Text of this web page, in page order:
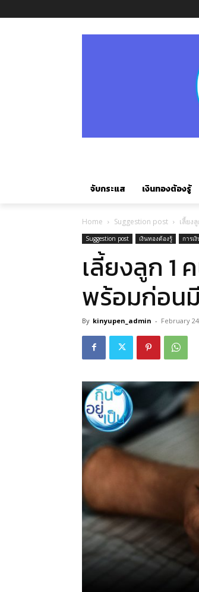
จับกระแส เงินทองต้องรู้
Home Suggestion post เลี้ยง
Suggestion post เงินทองต้องรู้ การเ
เลี้ยงลูก 1
พร้อมก่อน
By kinyupen_admin - February